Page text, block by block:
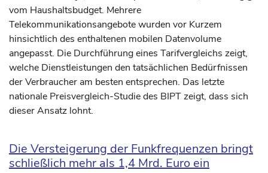
vom Haushaltsbudget. Mehrere
Telekommunikationsangebote wurden vor Kurzem
hinsichtlich des enthaltenen mobilen Datenvolume
angepasst. Die Durchführung eines Tarifvergleichs zeigt,
welche Dienstleistungen den tatsächlichen Bedürfnissen
der Verbraucher am besten entsprechen. Das letzte
nationale Preisvergleich-Studie des BIPT zeigt, dass sich
dieser Ansatz lohnt.
Die Versteigerung der Funkfrequenzen bringt
schließlich mehr als 1,4 Mrd. Euro ein